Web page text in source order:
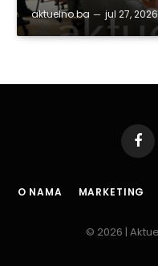
aktuelno.ba jul 27, 2026
O NAMA MARKETING
© 2026 |